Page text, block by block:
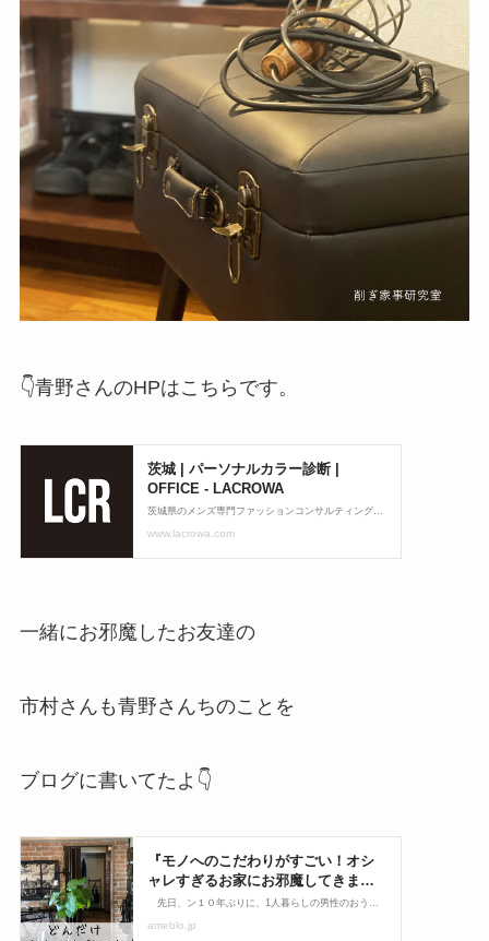
👇青野さんのHPはこちらです。
一緒にお邪魔したお友達の
市村さんも青野さんちのことを
ブログに書いてたよ👇